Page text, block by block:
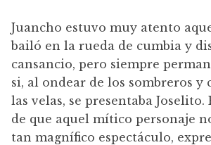
Juancho estuvo muy atento
bailó en la rueda de cumbia y
cansancio, pero siempre
si, al ondear de los sombreros y
las velas, se presentaba Joselito.
de que aquel mítico personaje
tan magnífico espectáculo,